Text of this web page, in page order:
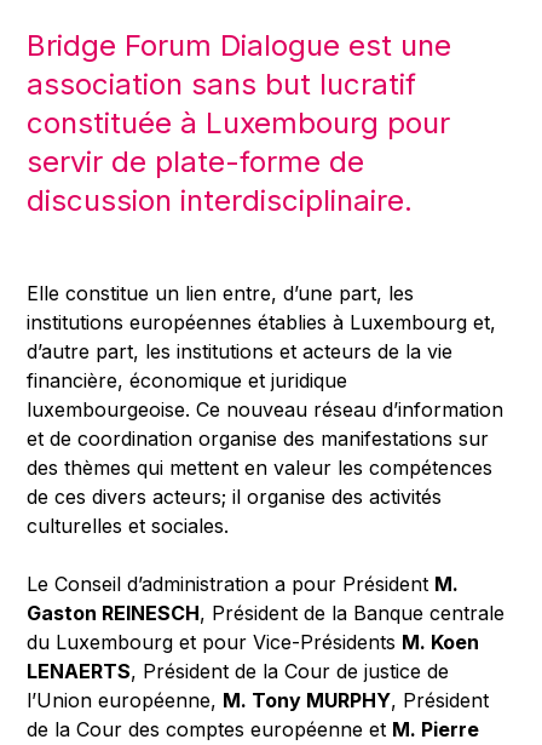
Bridge Forum Dialogue est une
association sans but lucratif
constituée à Luxembourg pour
servir de plate-forme de
discussion interdisciplinaire.
Elle constitue un lien entre, d’une part, les
institutions européennes établies à Luxembourg et,
d’autre part, les institutions et acteurs de la vie
financière, économique et juridique
luxembourgeoise. Ce nouveau réseau d’information
et de coordination organise des manifestations sur
des thèmes qui mettent en valeur les compétences
de ces divers acteurs; il organise des activités
culturelles et sociales.
Le Conseil d’administration a pour Président M.
Gaston REINESCH, Président de la Banque centrale
du Luxembourg et pour Vice-Présidents M. Koen
LENAERTS, Président de la Cour de justice de
l’Union européenne, M. Tony MURPHY, Président
de la Cour des comptes européenne et M. Pierre